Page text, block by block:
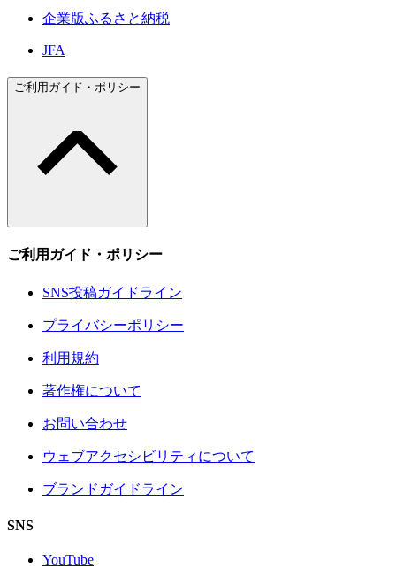
企業版ふるさと納税
JFA
ご利用ガイド・ポリシー
ご利用ガイド・ポリシー
SNS投稿ガイドライン
プライバシーポリシー
利用規約
著作権について
お問い合わせ
ウェブアクセシビリティについて
ブランドガイドライン
SNS
YouTube